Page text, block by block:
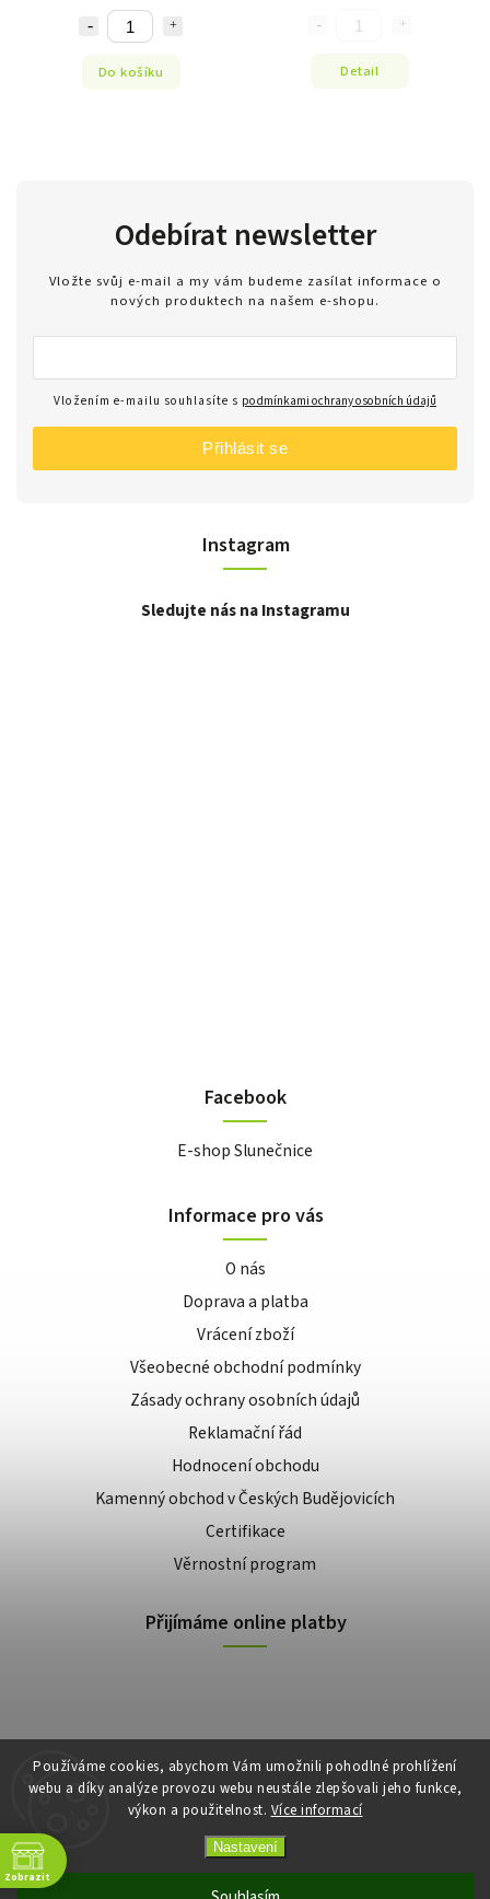
Používáme cookies, abychom Vám umožnili pohodlné prohlížení
webu a díky analýze provozu webu neustále zlepšovali jeho funkce,
výkon a použitelnost. Více informací
Nastavení
Do košíku Detail
Instagram
Sledujte nás na Instagramu
Odebírat newsletter
Vložte svůj e-mail a my vám budeme zasílat informace o
nových produktech na našem e-shopu.
Vložením e-mailu souhlasíte s podmínkami ochrany osobních údajů
Přihlásit se
Facebook
E-shop Slunečnice
Informace pro vás
O nás
Doprava a platba
Vrácení zboží
Všeobecné obchodní podmínky
Zásady ochrany osobních údajů
Reklamační řád
Hodnocení obchodu
Kamenný obchod v Českých Budějovicích
Certifikace
Věrnostní program
Přijímáme online platby
Copyright 2026E-shop Slunečnice. Všechna práva vyhrazena.
VytvořilShoptet| Design
Zobrazit